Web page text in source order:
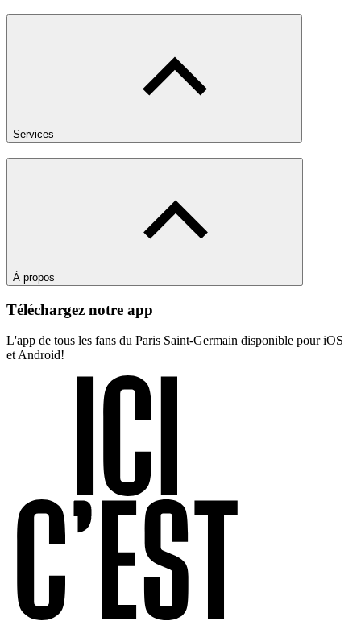
Services
À propos
Téléchargez notre app
L'app de tous les fans du Paris Saint-Germain disponible pour iOS
et Android!